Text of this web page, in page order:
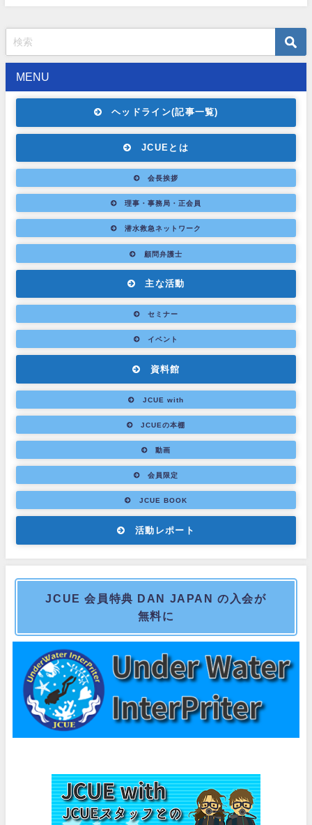
MENU
ヘッドライン(記事一覧)
JCUEとは
会長挨拶
理事・事務局・正会員
潜水救急ネットワーク
顧問弁護士
主な活動
セミナー
イベント
資料館
JCUE with
JCUEの本棚
動画
会員限定
JCUE BOOK
活動レポート
JCUE 会員特典 DAN JAPAN の入会が
無料に